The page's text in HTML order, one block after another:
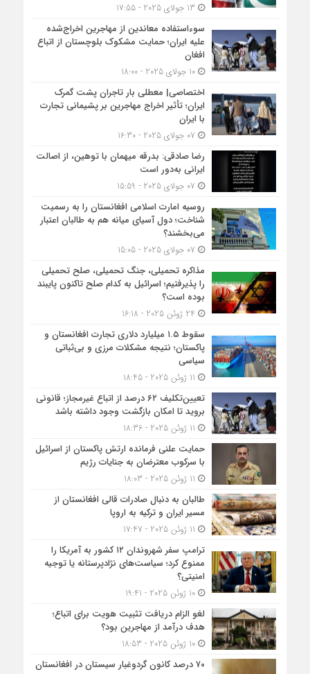
سوءاستفاده معاندین از مهاجرین اخراج‌شده
علیه ایران؛ حمایت مشکوک بلوچستان از اتباع
افغان
10 جولای 2025 - 18:00
اختصاصی| معطلی بار تاجران پشت گمرک
ایران؛ تأثیر اخراج مهاجرین بر پشیمانی تجارت
با ایران
رضا صادقی: بدرقه میهمان با توهین، از اصالت
ایرانی به‌دور است
روسیه امارت اسلامی افغانستان را به رسمیت
شناخت؛ دول آسیای میانه هم به طالبان اعتبار
می‎‌بخشند؟
مذاکره تحمیلی، جنگ تحمیلی، صلح تحمیلی
را پذیرفتیم؛ اسرائیل به کدام صلح تاکنون پایبند
بوده است؟
سقوط ۱.۵ میلیارد دلاری تجارت افغانستان و
پاکستان؛ نتیجه مشکلات مرزی و بی‌ثباتی
سیاسی
تعیین‌تکلیف ۶۲ درصد از اتباع غیرمجاز؛ قانونی
بروید تا امکان بازگشت وجود داشته باشد
حمایت علنی فرمانده ارتش پاکستان از اسرائیل
با سرکوب معترضان به جنایات رژیم
طالبان به دنبال صادرات قالی افغانستان از
مسیر ایران و ترکیه به اروپا
ترامپ سفر شهروندان ۱۲ کشور به آمریکا را
ممنوع کرد؛ سیاست‌های نژادپرستانه یا توجیه
امنیتی؟
10 ژوئن 2025 - 19:41
لغو الزام دریافت تثبیت هویت برای اتباع؛
هدف درآمد از مهاجرین بود؟
10 ژوئن 2025 - 18:53
۷۰ درصد کانون گردوغبار سیستان در افغانستان